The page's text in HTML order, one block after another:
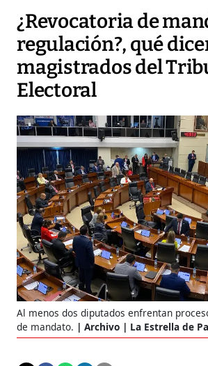
¿Revocatoria de
regulación?, qué
magistrados del
Electoral
Al menos dos diputados enfrentan
de mandato.
Archivo | La Estrella de